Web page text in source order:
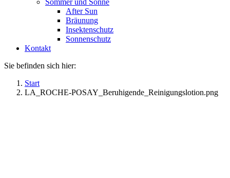
After Sun
Bräunung
Insektenschutz
Sonnenschutz
Kontakt
Sie befinden sich hier:
Start
LA_ROCHE-POSAY_Beruhigende_Reinigungslotion.png